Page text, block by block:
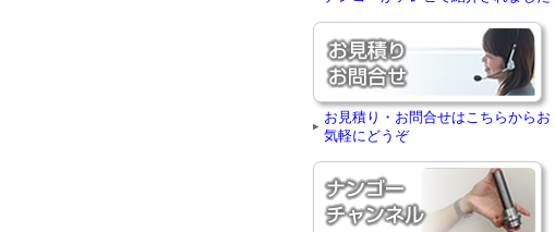
お見積り・お問合せはこちらからお
気軽にどうぞ